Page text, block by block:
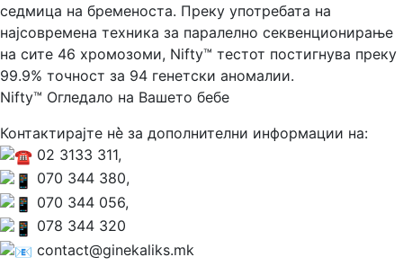
седмица на бременоста. Преку употребата на
најсовремена техника за паралелно секвенционирање
на сите 46 хромозоми, Nifty™ тестот постигнува преку
99.9% точност за 94 генетски аномалии.
Nifty™ Огледало на Вашето бебе
Контактирајте нè̀ за дополнителни информации на:
02 3133 311,
070 344 380,
070 344 056,
078 344 320
contact@ginekaliks.mk